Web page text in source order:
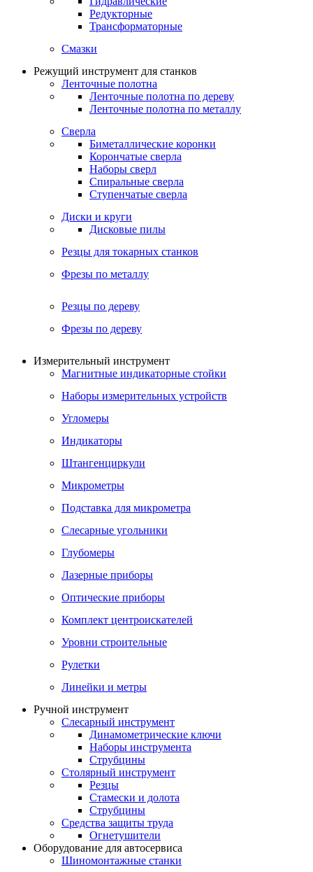
Редукторные
Трансформаторные
Смазки
Режущий инструмент для станков
Ленточные полотна
Ленточные полотна по дереву
Ленточные полотна по металлу
Сверла
Биметаллические коронки
Корончатые сверла
Наборы сверл
Спиральные сверла
Ступенчатые сверла
Диски и круги
Дисковые пилы
Резцы для токарных станков
Фрезы по металлу
Резцы по дереву
Фрезы по дереву
Измерительный инструмент
Магнитные индикаторные стойки
Наборы измерительных устройств
Угломеры
Индикаторы
Штангенциркули
Микрометры
Подставка для микрометра
Слесарные угольники
Глубомеры
Лазерные приборы
Оптические приборы
Комплект центроискателей
Уровни строительные
Рулетки
Линейки и метры
Ручной инструмент
Слесарный инструмент
Динамометрические ключи
Наборы инструмента
Струбцины
Столярный инструмент
Резцы
Стамески и долота
Струбцины
Средства защиты труда
Огнетушители
Оборудование для автосервиса
Шиномонтажные станки